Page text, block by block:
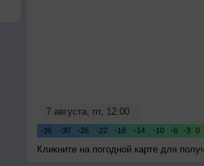
Кликните на погодной карте для